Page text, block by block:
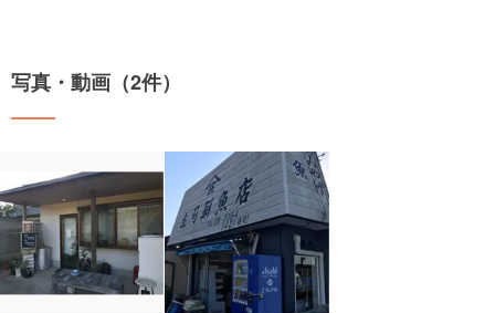
写真・動画（2件）